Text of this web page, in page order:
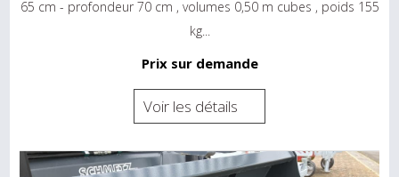
65 cm - profondeur 70 cm , volumes 0,50 m cubes , poids 155
kg...
Prix sur demande
Voir les détails